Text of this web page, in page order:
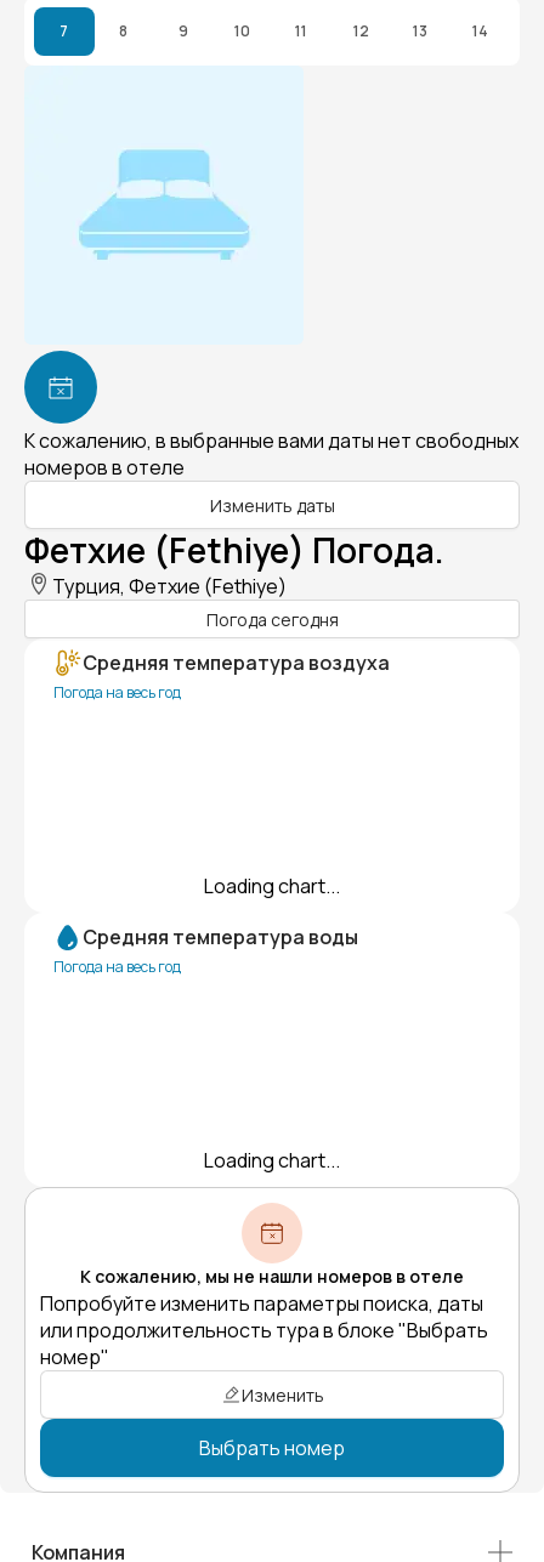
7 8 9 10 11 12 13 14
К сожалению, в выбранные вами даты нет свободных
номеров в отеле
Изменить даты
Фетхие (Fethiye) Погода.
Турция, Фетхие (Fethiye)
Погода сегодня
Средняя температура воздуха
Погода на весь год
Loading chart...
Средняя температура воды
Погода на весь год
Loading chart...
К сожалению, мы не нашли номеров в отеле
Попробуйте изменить параметры поиска, даты
или продолжительность тура в блоке "Выбрать
номер"
Изменить
Выбрать номер
Компания